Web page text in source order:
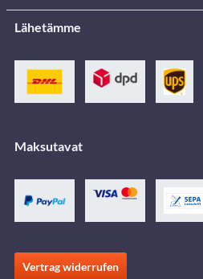
Lähetämme
Maksutavat
Vertrag widerrufen